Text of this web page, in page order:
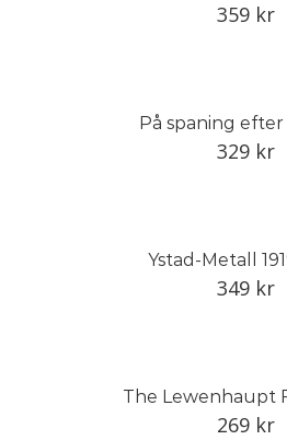
359 kr
På spaning efter
329 kr
Ystad-Metall
349 kr
269 kr